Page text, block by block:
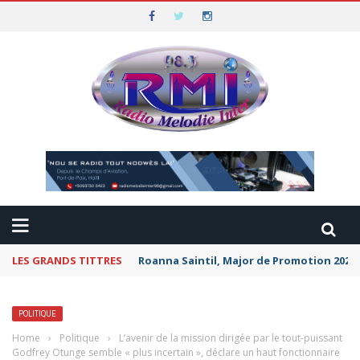
LES GRANDS TITTRES Roanna Saintil, Major de Promotion
POLITIQUE
Home › Politique ›
L’avenir de la mission dirigée par le tout-puissant
Godfrey Otunge semble « plus incertain », déclare un haut fonctionnaire